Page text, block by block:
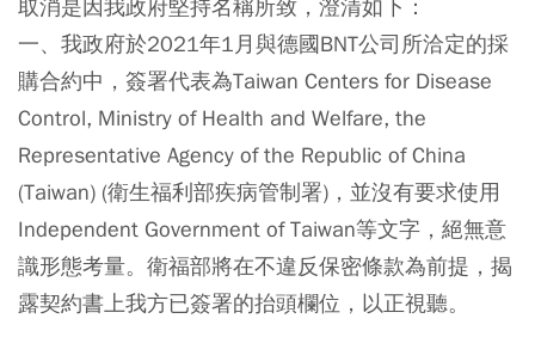
取消是因我政府堅持名稱所致，澄清如下：
一、我政府於2021年1月與德國BNT公司所洽定的採
購合約中，簽署代表為Taiwan Centers for Disease
Control, Ministry of Health and Welfare, the
Representative Agency of the Republic of China
(Taiwan) (衛生福利部疾病管制署)，並沒有要求使用
Independent Government of Taiwan等文字，絕無意
識形態考量。衛福部將在不違反保密條款為前提，揭
露契約書上我方已簽署的抬頭欄位，以正視聽。